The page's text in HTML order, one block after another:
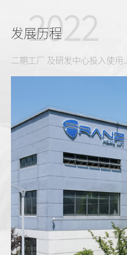
发展历程
2022
二期工厂 及研发中心投入使用.....